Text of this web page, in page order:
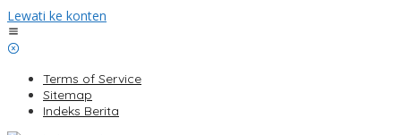
Lewati ke konten
Terms of Service
Sitemap
Indeks Berita